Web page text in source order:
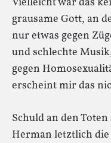
grausame Gott, an
nur etwas gegen
und schlechte
gegen
erscheint mir das
Schuld an den
Herman letztlich